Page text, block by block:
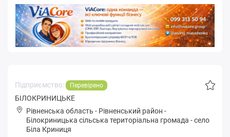
Підприємство: Перевірено
БІЛОКРИНИЦЬКЕ
Рівненська область - Рівненський район -
Білoкpиницькa сільська територіальна громада -село
Біла Криниця